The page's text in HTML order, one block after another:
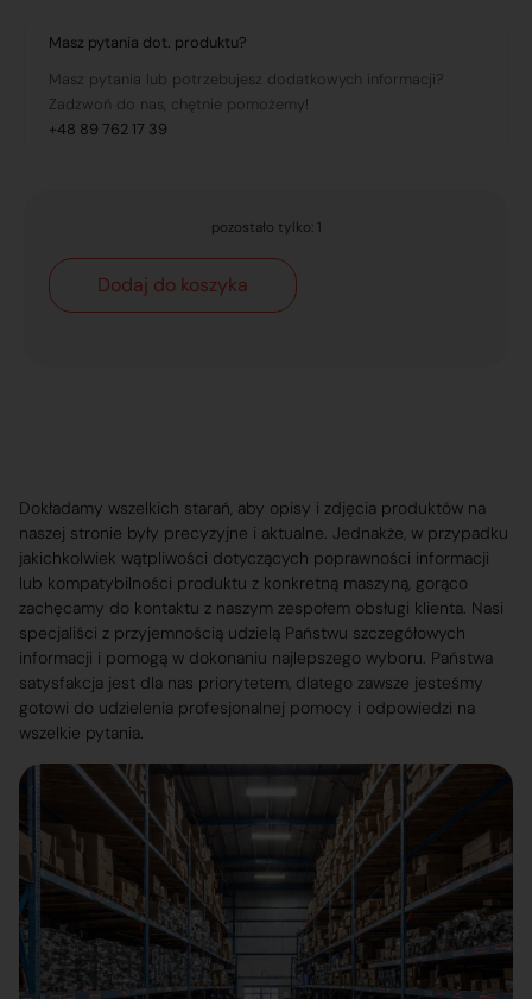
Masz pytania dot. produktu?
Masz pytania lub potrzebujesz dodatkowych informacji?
Zadzwoń do nas, chętnie pomożemy!
+48 89 762 17 39
pozostało tylko: 1
Dodaj do koszyka
Dokładamy wszelkich starań, aby opisy i zdjęcia produktów na
naszej stronie były precyzyjne i aktualne. Jednakże, w przypadku
jakichkolwiek wątpliwości dotyczących poprawności informacji
lub kompatybilności produktu z konkretną maszyną, gorąco
zachęcamy do kontaktu z naszym zespołem obsługi klienta. Nasi
specjaliści z przyjemnością udzielą Państwu szczegółowych
informacji i pomogą w dokonaniu najlepszego wyboru. Państwa
satysfakcja jest dla nas priorytetem, dlatego zawsze jesteśmy
gotowi do udzielenia profesjonalnej pomocy i odpowiedzi na
wszelkie pytania.